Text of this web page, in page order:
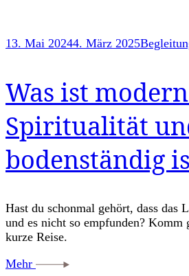
13. Mai 20244. März 2025
Was ist
Spiritualität
bodenständig
Hast du schonmal gehört, dass das
und es nicht so empfunden? Komm
kurze Reise.
Mehr